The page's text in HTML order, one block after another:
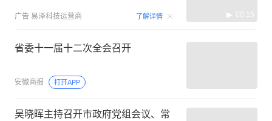
广告 易泽科技运营商 了解详情 00:15
省委十一届十二次全会召开
安徽商报 打开APP
吴晓晖主持召开市政府党组会议、常